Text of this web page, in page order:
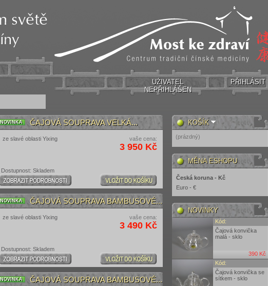
PŘIHLÁSIT
UŽIVATEL
NEPŘIHLÁŠEN
NOVINKA ČAJOVÁ SOUPRAVA VELKÁ...
ze slavé oblasti Yixing vaše cena:
3 950 Kč
Dostupnost: Skladem
NOVINKA ČAJOVÁ SOUPRAVA BAMBUSOVÉ...
ze slavé oblasti Yixing vaše cena:
3 490 Kč
Dostupnost: Skladem
NOVINKA ČAJOVÁ SOUPRAVA BAMBUSOVÉ...
KOŠÍK
(prázdný)
MĚNA ESHOPU
Česká koruna - Kč
Euro - €
NOVINKY
Kód:
Čajová konvička
malá - sklo
390 Kč
Kód:
Čajová konvička se
sítkem - sklo